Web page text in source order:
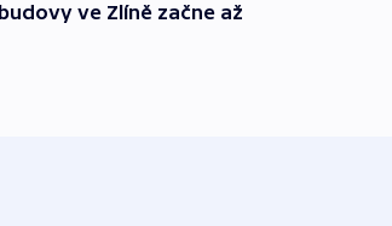
ve Zlíně začne až